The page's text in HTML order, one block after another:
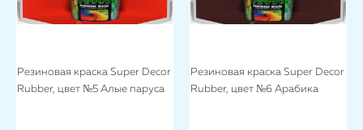
Резиновая краска Super Decor
Rubber, цвет №5 Алые паруса
Резиновая краска Super Decor
Rubber, цвет №6 Арабика